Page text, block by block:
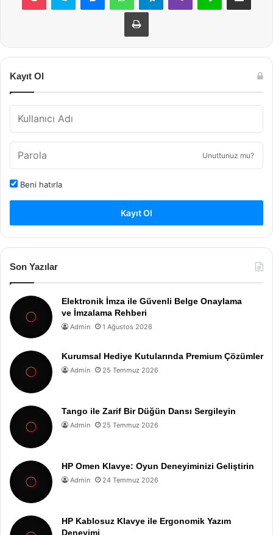
Yazdır
Kayıt Ol
Unuttunuz mu?
Beni hatırla
Kayıt Ol
Son Yazılar
Elektronik İmza ile Güvenli Belge Onaylama
ve İmzalama Rehberi
Admin 1 Ağustos 2026
Kurumsal Hediye Kutularında Premium Çözümler
Admin 25 Temmuz 2026
Tango ile Zarif Bir Düğün Dansı Sergileyin
Admin 25 Temmuz 2026
HP Omen Klavye: Oyun Deneyiminizi Geliştirin
Admin 24 Temmuz 2026
HP Kablosuz Klavye ile Ergonomik Yazım
Deneyimi